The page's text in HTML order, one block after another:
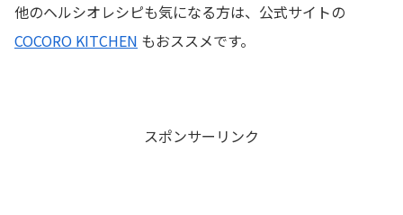
他のヘルシオレシピも気になる方は、公式サイトの
COCORO KITCHEN もおススメです。
スポンサーリンク